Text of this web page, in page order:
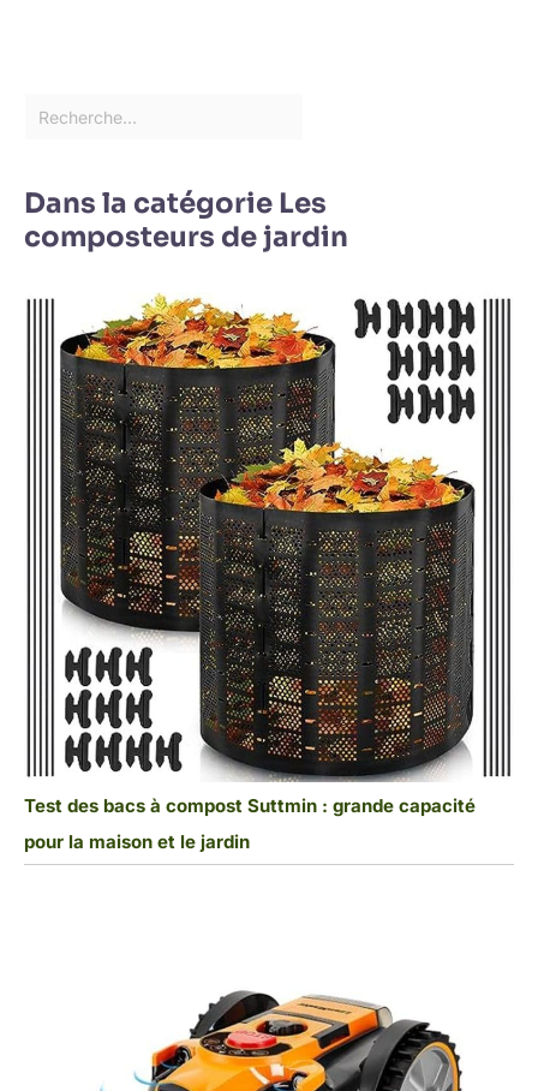
Dans la catégorie Les
composteurs de jardin
Test des bacs à compost Suttmin : grande capacité
pour la maison et le jardin